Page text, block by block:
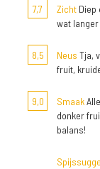
7,7
Zicht Diep
wat
8,5 Neus Tja,
fruit,
9,0 Smaak
donker
balans!